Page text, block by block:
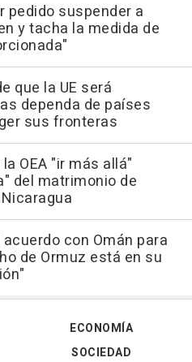
pedido suspender a
y tacha la medida de
que la UE será
dependa de países
sus fronteras
OEA "ir más allá"
del matrimonio de
con Omán para
de Ormuz está en su
ECONOMÍA
SOCIEDAD